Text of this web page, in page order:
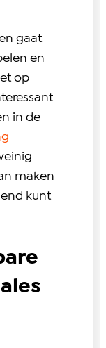
gaat
en
op
in de
maken
kunt